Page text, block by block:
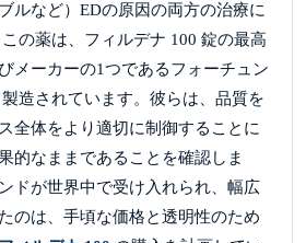
ルなど）EDの原因の両方の治療に
の薬は、フィルデナ 100 錠の最高
メーカーの1つであるフォーチュン
造されています。彼らは、品質を
全体をより適切に制御することに
的なままであることを確認しま
ドが世界中で受け入れられ、幅広
のは、手頃な価格と透明性のため